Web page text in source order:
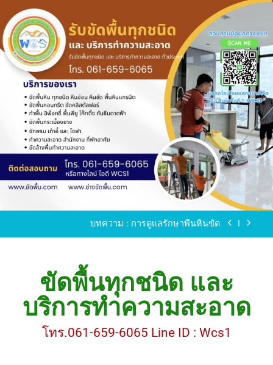
to
content
ขัดพื้นหินขัด อบต.แหลมบัวนครปฐม
ขัดพื้นหินอ่อน โทร.0616596065 ไลน์ WCS1
บทความ : การดูแลรักษาพื้นหินขัด
ขัดพื้นหินขัด อบต.แหลมบัวนครปฐม
ขัดพื้นหินอ่อน โทร.0616596065 ไลน์ WCS1
บทความ : การดูแลรักษาพื้นหินขัด
ขัดพื้นทุกชนิด และ
บริการทำความสะอาด
โทร.061-659-6065 Line ID : Wcs1